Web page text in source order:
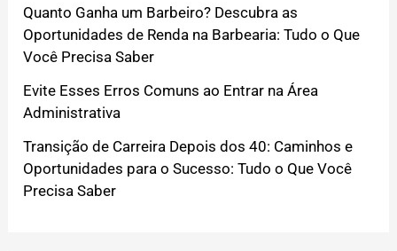
Quanto Ganha um Barbeiro? Descubra as
Oportunidades de Renda na Barbearia: Tudo o Que
Você Precisa Saber
Evite Esses Erros Comuns ao Entrar na Área
Administrativa
Transição de Carreira Depois dos 40: Caminhos e
Oportunidades para o Sucesso: Tudo o Que Você
Precisa Saber